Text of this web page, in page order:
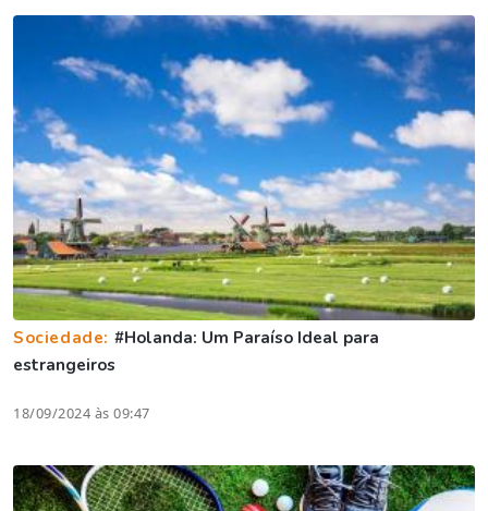
Sociedade: #Holanda: Um Paraíso Ideal para
estrangeiros
18/09/2024 às 09:47